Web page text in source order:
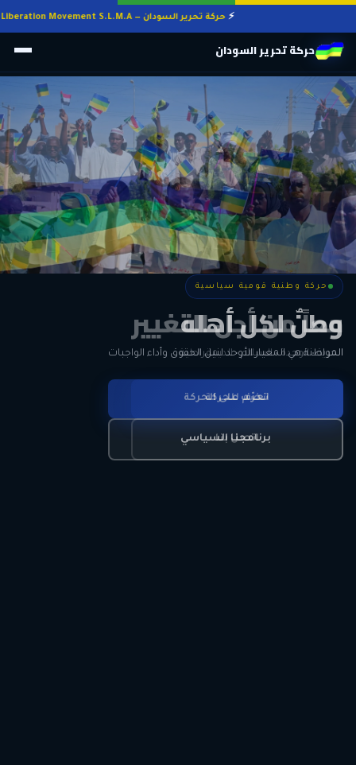
حركة تحرير السودان — Sudan Liberation Movement S.L.M.A
حركة تحرير السودان
حركة وطنية قومية سياسية
وطنٌ لكل أهله
المواطنة هي المعيار الأوحد لنيل الحقوق وأداء الواجبات
تعرّف على الحركة
برنامجنا السياسي
حركة وطنية قومية سياسية
معاً من أجل التغيير
الحرية • الوحدة • السلام • الديمقراطية
انضم للحركة
اتصل بنا